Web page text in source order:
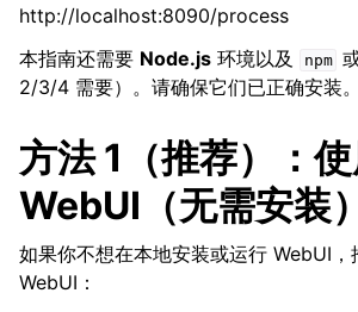
http://localhost:8090/process
本指南还需要 Node.js 环境以及 npm
2/3/4 需要）。请确保它们已正确安装。
方法 1（推荐）：
WebUI（无需安装）
如果你不想在本地安装或运行 WebUI，
WebUI：